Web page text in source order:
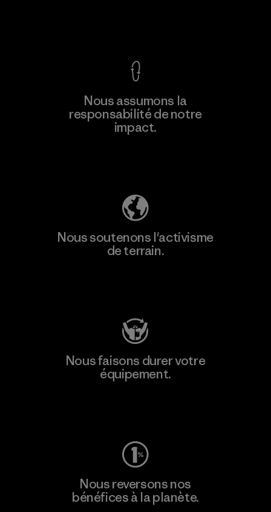
Nous assumons la
responsabilité de notre
impact.
Nous soutenons l'activisme
de terrain.
Nous faisons durer votre
équipement.
Nous reversons nos
bénéfices à la planète.